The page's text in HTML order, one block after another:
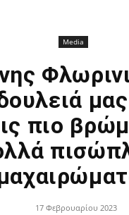
Media
μας
πιο
17 Φεβρουαρίου 2023